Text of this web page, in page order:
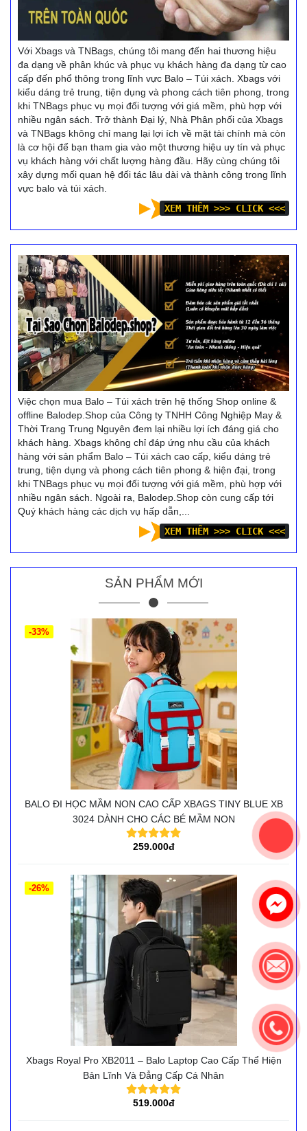
Với Xbags và TNBags, chúng tôi mang đến hai thương hiệu
đa dạng về phân khúc và phục vụ khách hàng đa dạng từ cao
cấp đến phổ thông trong lĩnh vực Balo – Túi xách. Xbags với
kiểu dáng trẻ trung, tiện dụng và phong cách tiên phong, trong
khi TNBags phục vụ mọi đối tượng với giá mềm, phù hợp với
nhiều ngân sách. Trở thành Đại lý, Nhà Phân phối của Xbags
và TNBags không chỉ mang lại lợi ích về mặt tài chính mà còn
là cơ hội để bạn tham gia vào một thương hiệu uy tín và phục
vụ khách hàng với chất lượng hàng đầu. Hãy cùng chúng tôi
xây dựng mối quan hệ đối tác lâu dài và thành công trong lĩnh
vực balo và túi xách.
XEM THÊM >>> CLICK <<<
Việc chọn mua Balo – Túi xách trên hệ thống Shop online &
offline Balodep.Shop của Công ty TNHH Công Nghiệp May &
Thời Trang Trung Nguyên đem lại nhiều lợi ích đáng giá cho
khách hàng. Xbags không chỉ đáp ứng nhu cầu của khách
hàng với sản phẩm Balo – Túi xách cao cấp, kiểu dáng trẻ
trung, tiện dụng và phong cách tiên phong & hiện đại, trong
khi TNBags phục vụ mọi đối tượng với giá mềm, phù hợp với
nhiều ngân sách. Ngoài ra, Balodep.Shop còn cung cấp tới
Quý khách hàng các dịch vụ hấp dẫn,...
XEM THÊM >>> CLICK <<<
SẢN PHẨM MỚI
BALO ĐI HỌC MẦM NON CAO CẤP XBAGS TINY BLUE XB
3024 DÀNH CHO CÁC BÉ MẦM NON
259.000đ
-33%
Xbags Royal Pro XB2011 – Balo Laptop Cao Cấp Thể Hiện
Bản Lĩnh Và Đẳng Cấp Cá Nhân
519.000đ
-26%